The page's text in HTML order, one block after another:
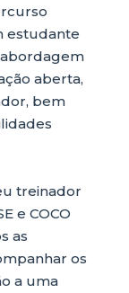
estudante
aberta,
bem
treinador
e COCO
as
os
a uma